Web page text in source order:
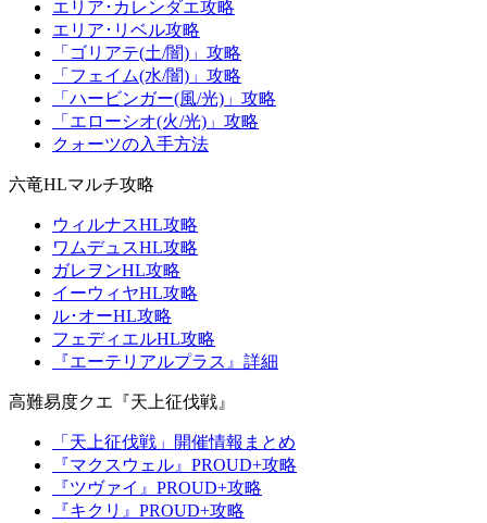
エリア･カレンダエ攻略
エリア･リベル攻略
「ゴリアテ(土/闇)」攻略
「フェイム(水/闇)」攻略
「ハービンガー(風/光)」攻略
「エローシオ(火/光)」攻略
クォーツの入手方法
六竜HLマルチ攻略
ウィルナスHL攻略
ワムデュスHL攻略
ガレヲンHL攻略
イーウィヤHL攻略
ル･オーHL攻略
フェディエルHL攻略
『エーテリアルプラス』詳細
高難易度クエ『天上征伐戦』
「天上征伐戦」開催情報まとめ
『マクスウェル』PROUD+攻略
『ツヴァイ』PROUD+攻略
『キクリ』PROUD+攻略